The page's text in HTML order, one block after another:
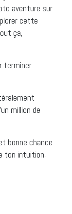
aventure sur
cette
ça,
terminer
million de
bonne chance
ton intuition,